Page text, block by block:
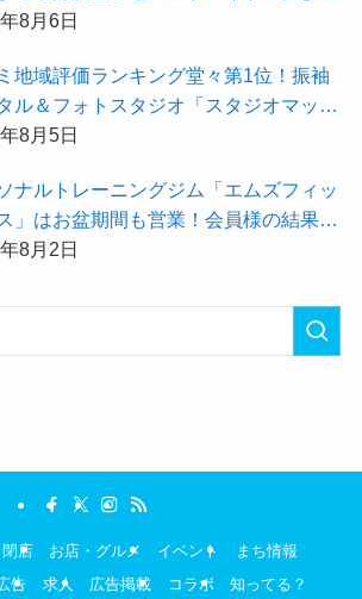
理の準備」をしてみませんか？
8月6日
地域評価ランキング堂々第1位！振袖
ル＆フォトスタジオ「スタジオマック
お得な『2026年8月限定キャンペー
8月5日
ナルトレーニングジム「エムズフィッ
」はお盆期間も営業！会員様の結果を
★
8月2日
店 お店・グルメ イベント
まち情報
告 求人 広告掲載 コラボ 知ってる？